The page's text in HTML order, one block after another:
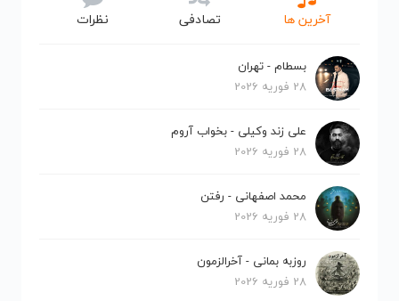
آخرین ها تصادفی نظرات
بسطام - تهران
28 فوریه 2026
علی زند وکیلی - بخواب آروم
28 فوریه 2026
محمد اصفهانی - رفتن
28 فوریه 2026
روزبه بمانی - آخرالزمون
28 فوریه 2026